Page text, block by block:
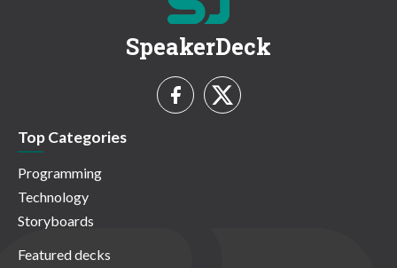
SpeakerDeck
Top Categories
Programming
Technology
Storyboards
Featured decks